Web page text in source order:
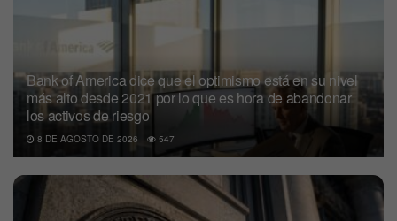
Bank of America dice que el optimismo está en su nivel
más alto desde 2021 por lo que es hora de abandonar
los activos de riesgo
8 DE AGOSTO DE 2026 547